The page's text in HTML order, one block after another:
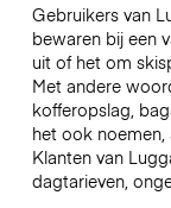
Gebruikers van
bewaren bij een
uit of het om
Met andere
kofferopslag,
het ook noemen,
Klanten van
dagtarieven,